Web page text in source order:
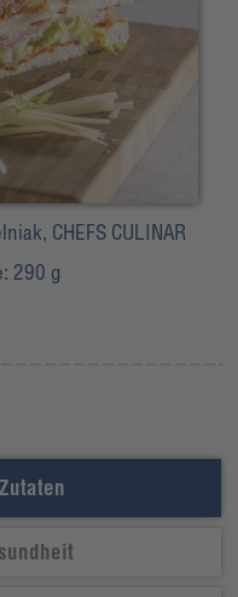
CHEFS CULINAR
290 g